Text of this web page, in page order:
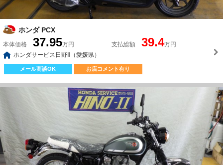
ホンダ PCX
本体価格 37.95万円 支払総額 39.4万円
ホンダサービス日野Ⅱ（愛媛県）
メール商談OK お店コメント有り